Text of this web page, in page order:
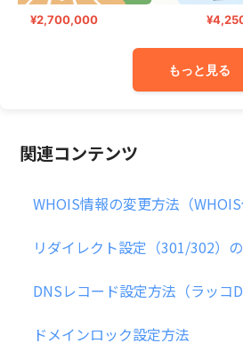
¥2,700,000
もっと見る
関連コンテンツ
WHOIS情報の変更方法（WHOIS
リダイレクト設定（301/302）
DNSレコード設定方法（ラッコ
ドメインロック設定方法